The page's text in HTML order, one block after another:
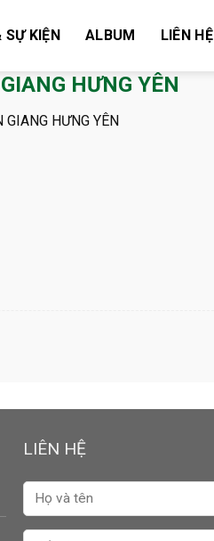
KIỆN ALBUM LIÊN HỆ
HƯNG YÊN
HƯNG YÊN
LIÊN HỆ